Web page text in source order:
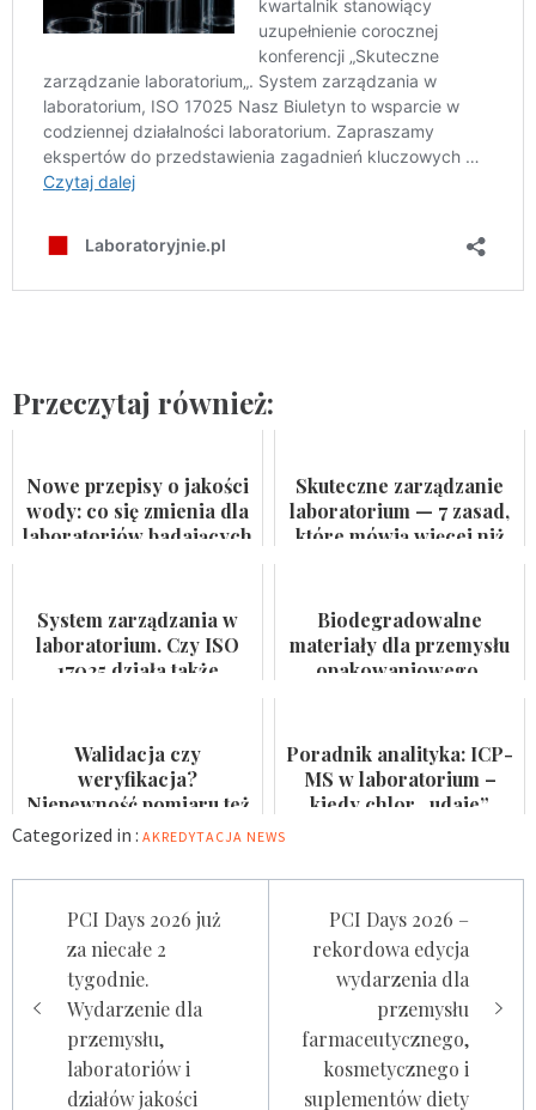
Przeczytaj również:
Nowe przepisy o jakości
wody: co się zmienia dla
laboratoriów badających
Skuteczne zarządzanie
laboratorium — 7 zasad,
które mówią więcej niż
System zarządzania w
laboratorium. Czy ISO
17025 działa także
Biodegradowalne
materiały dla przemysłu
opakowaniowego.
Walidacja czy
weryfikacja?
Niepewność pomiaru też
nie jest formalnością
Poradnik analityka: ICP-
MS w laboratorium –
kiedy chlor „udaje”
Categorized in : AKREDYTACJA NEWS
wpisu
PCI Days 2026 już
za niecałe 2
tygodnie.
Wydarzenie dla
przemysłu,
laboratoriów i
działów jakości
PCI Days 2026 –
rekordowa edycja
wydarzenia dla
przemysłu
farmaceutycznego,
kosmetycznego i
suplementów diety